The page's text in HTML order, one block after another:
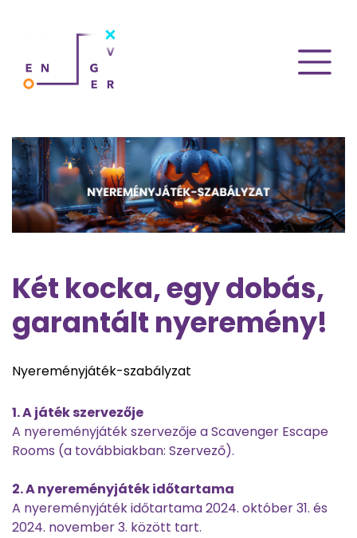
Két kocka, egy dobás,
garantált nyeremény!
Nyereményjáték-szabályzat
1. A játék szervezője
A nyereményjáték szervezője a Scavenger Escape
Rooms (a továbbiakban: Szervező).
2. A nyereményjáték időtartama
A nyereményjáték időtartama 2024. október 31. és
2024. november 3. között tart.